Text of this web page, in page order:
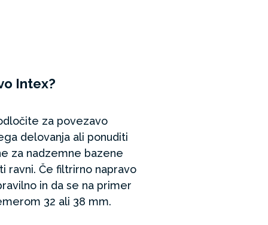
Intex?
za povezavo
delovanja ali ponuditi
za nadzemne bazene
ravni. Če filtrirno napravo
in da se na primer
32 ali 38 mm.